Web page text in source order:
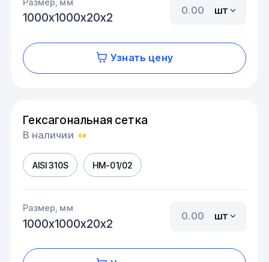
1000х1000х20х2
шт
Узнать цену
Гексагональная сетка
В наличии
AISI 310S HM-01/02
Размер, мм
1000х1000х20х2
шт